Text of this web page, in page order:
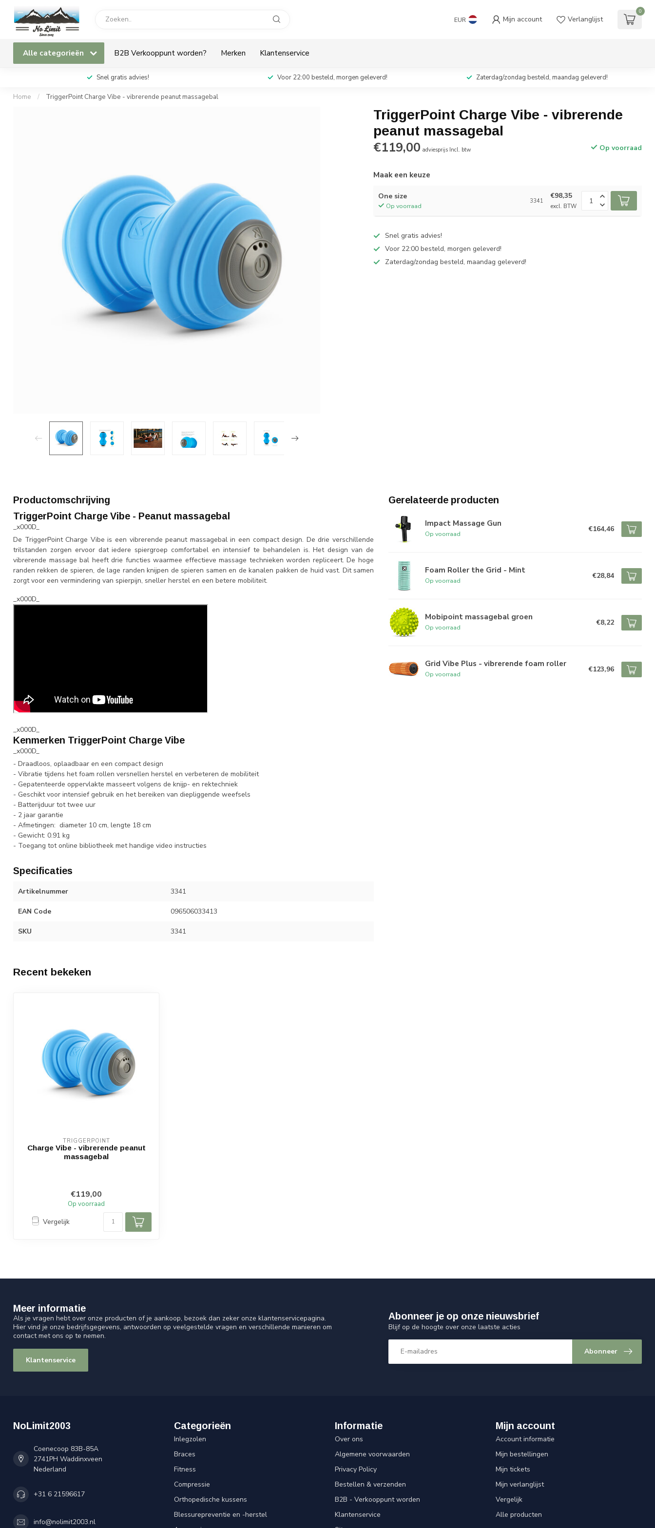
EUR Mijn account Verlanglijst
0
Alle categorieën B2B Verkooppunt worden? Merken Klantenservice
Snel gratis advies! Voor 22:00 besteld, morgen geleverd! Zaterdag/zondag besteld, maandag geleverd!
Home / TriggerPoint Charge Vibe - vibrerende peanut massagebal
TriggerPoint Charge Vibe - vibrerende
peanut massagebal
€119,00 adviesprijs Incl. btw Op voorraad
Maak een keuze
One size
Op voorraad
3341
€98,35
excl. BTW
Snel gratis advies!
Voor 22:00 besteld, morgen geleverd!
Zaterdag/zondag besteld, maandag geleverd!
Productomschrijving
TriggerPoint Charge Vibe - Peanut massagebal
_x000D_
De TriggerPoint Charge Vibe is een vibrerende peanut massagebal in een compact design. De drie verschillende
trilstanden zorgen ervoor dat iedere spiergroep comfortabel en intensief te behandelen is. Het design van de
vibrerende massage bal heeft drie functies waarmee effectieve massage technieken worden repliceert. De hoge
randen rekken de spieren, de lage randen knijpen de spieren samen en de kanalen pakken de huid vast. Dit samen
zorgt voor een vermindering van spierpijn, sneller herstel en een betere mobiliteit.
_x000D_
_x000D_
Kenmerken TriggerPoint Charge Vibe
_x000D_
- Draadloos, oplaadbaar en een compact design
- Vibratie tijdens het foam rollen versnellen herstel en verbeteren de mobiliteit
- Gepatenteerde oppervlakte masseert volgens de knijp- en rektechniek
- Geschikt voor intensief gebruik en het bereiken van diepliggende weefsels
- Batterijduur tot twee uur
- 2 jaar garantie
- Afmetingen: diameter 10 cm, lengte 18 cm
- Gewicht: 0.91 kg
- Toegang tot online bibliotheek met handige video instructies
Specificaties
Artikelnummer 3341
EAN Code 096506033413
SKU 3341
Gerelateerde producten
Impact Massage Gun
Op voorraad
€164,46
Foam Roller the Grid - Mint
Op voorraad
€28,84
Mobipoint massagebal groen
Op voorraad
€8,22
Grid Vibe Plus - vibrerende foam roller
Op voorraad
€123,96
Recent bekeken
TRIGGERPOINT
Charge Vibe - vibrerende peanut
massagebal
€119,00
Op voorraad
Vergelijk
Meer informatie
Als je vragen hebt over onze producten of je aankoop, bezoek dan zeker onze klantenservicepagina.
Hier vind je onze bedrijfsgegevens, antwoorden op veelgestelde vragen en verschillende manieren om
contact met ons op te nemen.
Klantenservice
Abonneer je op onze nieuwsbrief
Blijf op de hoogte over onze laatste acties
Abonneer
NoLimit2003
Coenecoop 83B-85A
2741PH Waddinxveen
Nederland
+31 6 21596617
info@nolimit2003.nl
Categorieën
Inlegzolen
Braces
Fitness
Compressie
Orthopedische kussens
Blessurepreventie en -herstel
Informatie
Over ons
Algemene voorwaarden
Privacy Policy
Bestellen & verzenden
B2B - Verkooppunt worden
Klantenservice
Mijn account
Account informatie
Mijn bestellingen
Mijn tickets
Mijn verlanglijst
Vergelijk
Alle producten